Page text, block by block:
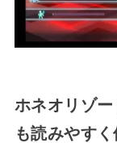
ホネオリゾ
も読みやす